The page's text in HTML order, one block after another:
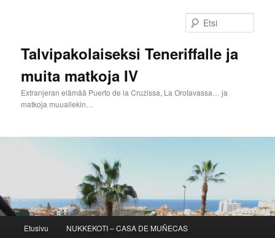
Talvipakolaiseksi Teneriffalle ja
muita matkoja IV
Extranjeran elämää Puerto de la Cruzissa, La Orotavassa… ja
matkoja muuallekin…
Etusivu NUKKEKOTI – CASA DE MUÑECAS